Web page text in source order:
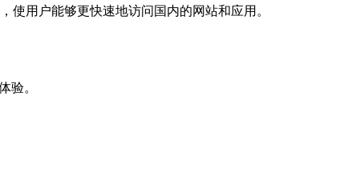
用户能够更快速地访问国内的网站和应用。
验。